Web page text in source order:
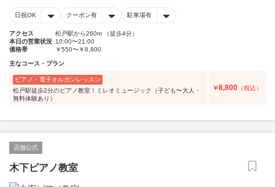
日祝OK クーポン有 駐車場有
アクセス
松戸駅から260m （徒歩4分）
本日の営業状況 10:00〜21:00
価格帯
￥550〜￥8,800
主なコース・プラン
ピアノ・電子オルガンレッスン
松戸駅徒歩2分のピアノ教室！ミレオミュージック（子ども〜大人・
無料体験あり）
￥8,800 （税込）
店舗公式
木下ピアノ教室